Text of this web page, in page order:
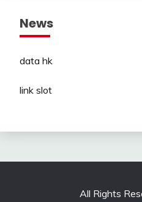
News
data hk
link slot
All Rights